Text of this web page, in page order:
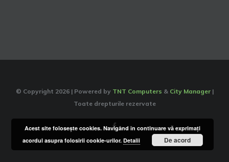
© Copyright 2026 | Powered by TNT Computers & City Manager|
Toate drepturile rezervate
Facebook
Acest site foloseşte cookies. Navigând în continuare vă exprimaţi
acordul asupra folosirii cookie-urilor. Detalii De acord